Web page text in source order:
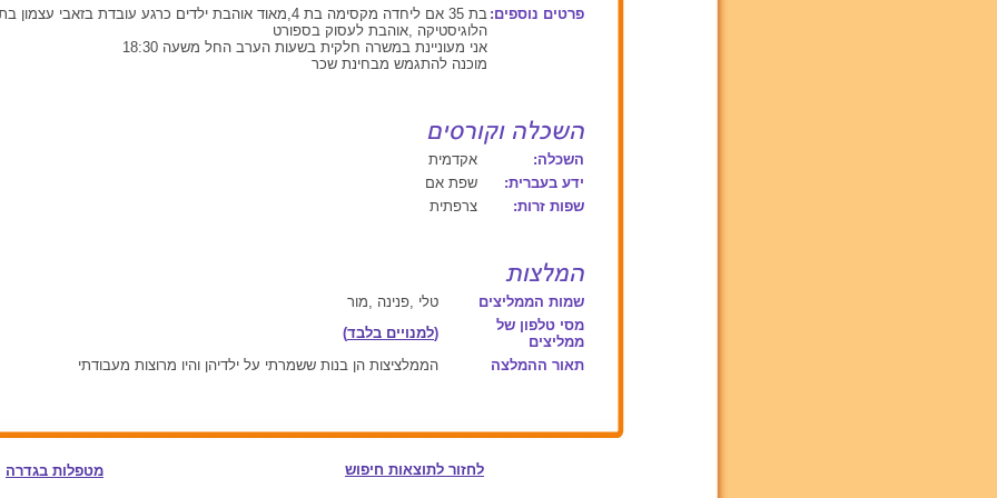
פרטים נוספים:
בת 35 אם ליחדה מקסימה בת 4,מאוד אוהבת ילדים כרגע עובדת בזאבי
הלוגיסטיקה ,אוהבת לעסוק בספורט
אני מעוניינת במשרה חלקית בשעות הערב החל משעה 18:30
מוכנה להתגמש מבחינת שכר
השכלה:
אקדמית
ידע בעברית:
שפת אם
שפות זרות:
צרפתית
שמות הממליצים
טלי ,פנינה ,מור
מסי טלפון של
ממליצים
(למנויים בלבד)
תאור ההמלצה
הממלציצות הן בנות ששמרתי על ילדיהן והיו מרוצות מעבודתי
לחזור לתוצאות חיפוש מטפלות בגדרה